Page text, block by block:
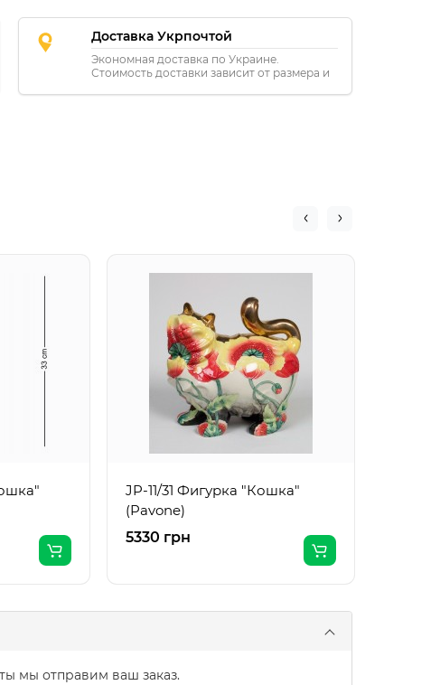
Доставка Укрпочтой
Экономная доставка по Украине.
Стоимость доставки зависит от размера и
JP-11/31 Фигурка "Кошка"
(Pavone)
5330 грн
мы отправим ваш заказ.